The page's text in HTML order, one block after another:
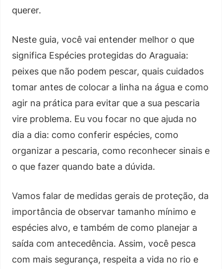
querer.
Neste guia, você vai entender melhor o que
significa Espécies protegidas do Araguaia:
peixes que não podem pescar, quais cuidados
tomar antes de colocar a linha na água e como
agir na prática para evitar que a sua pescaria
vire problema. Eu vou focar no que ajuda no
dia a dia: como conferir espécies, como
organizar a pescaria, como reconhecer sinais e
o que fazer quando bate a dúvida.
Vamos falar de medidas gerais de proteção, da
importância de observar tamanho mínimo e
espécies alvo, e também de como planejar a
saída com antecedência. Assim, você pesca
com mais segurança, respeita a vida no rio e